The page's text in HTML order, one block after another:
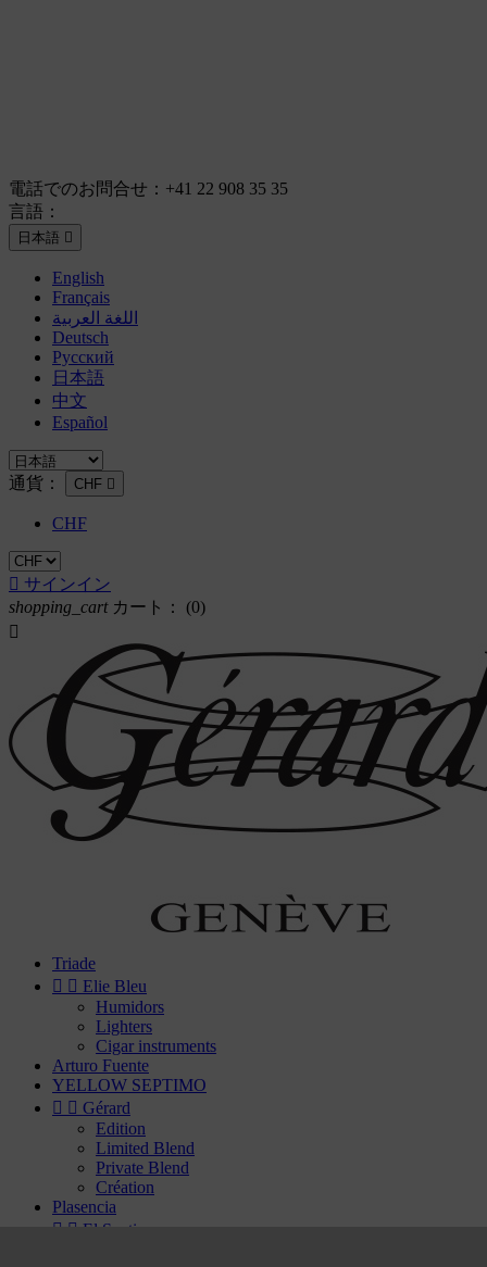
電話でのお問合せ： +41 22 908 35 35
言語：
日本語 
English
Français
اللغة العربية
Deutsch
Русский
日本語
中文
Español
通貨： CHF 
CHF
 サインイン
shopping_cart カート：
(0)

Triade
  Elie Bleu
Humidors
Lighters
Cigar instruments
Arturo Fuente
YELLOW SEPTIMO
  Gérard
Edition
Limited Blend
Private Blend
Création
Plasencia
  El Septimo